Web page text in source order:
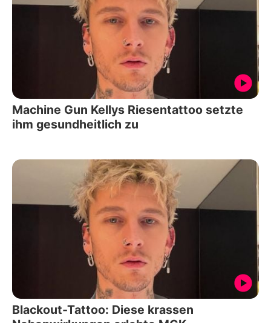
Machine Gun Kellys Riesentattoo setzte
ihm gesundheitlich zu
Blackout-Tattoo: Diese krassen